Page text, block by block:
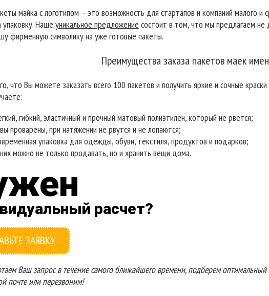
майка с логотипом – это возможность для стартапов и компаний малого и
упаковку. Наше уникальное предложение состоит в том, что мы предлагаем не
фирменную символику на уже готовые пакеты.
Преимущества заказа пакетов маек
что Вы можете заказать всего 100 пакетов и получить яркие и сочные
гибкий, эластичный и прочный матовый полиэтилен, который не рвется;
проварены, при натяжении не рвутся и не лопаются;
упаковка для одежды, обуви, текстиля, продуктов и подарков;
можно не только продавать, но и хранить вещи дома.
расчет?
ЗАЯВКУ
Ваш запрос в течение самого ближайшего времени, подберем оптимальный
почте или перезвоним!